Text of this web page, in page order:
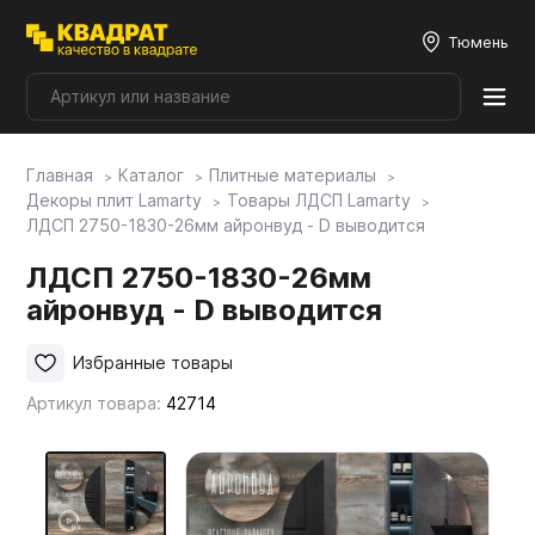
Тюмень
Плитные материалы
Мой ЭГГЕР
Фасады
Главная Каталог
Плитные материалы
Декоры плит Lamarty
Товары ЛДСП Lamarty
ЛДСП 2750-1830-26мм айронвуд - D выводится
ЛДСП 2750-1830-26мм
айронвуд - D выводится
Артикул товара: 42714
Избранные товары